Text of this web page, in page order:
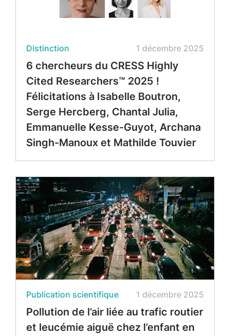
Distinction 1 décembre 2025
6 chercheurs du CRESS Highly
Cited Researchers™ 2025 !
Félicitations à Isabelle Boutron,
Serge Hercberg, Chantal Julia,
Emmanuelle Kesse-Guyot, Archana
Singh-Manoux et Mathilde Touvier
Publication scientifique 1 décembre 2025
Pollution de l’air liée au trafic routier
et leucémie aiguë chez l’enfant en